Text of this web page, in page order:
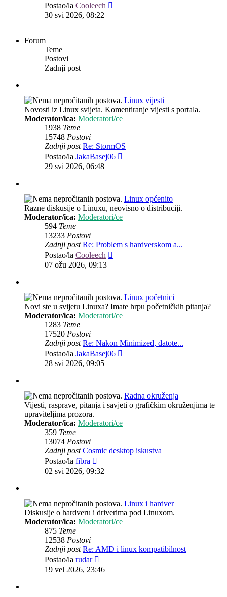
Postao/la Cooleech
30 svi 2026, 08:22
Forum
Teme
Postovi
Zadnji post
Linux vijesti
Novosti iz Linux svijeta. Komentiranje vijesti s portala.
Moderator/ica: Moderatori/ce
1938 Teme
15748 Postovi
Zadnji post Re: StormOS
Postao/la JakaBasej06
29 svi 2026, 06:48
Linux općenito
Razne diskusije o Linuxu, neovisno o distribuciji.
Moderator/ica: Moderatori/ce
594 Teme
13233 Postovi
Zadnji post Re: Problem s hardverskom a...
Postao/la Cooleech
07 ožu 2026, 09:13
Linux početnici
Novi ste u svijetu Linuxa? Imate hrpu početničkih pitanja?
Moderator/ica: Moderatori/ce
1283 Teme
17520 Postovi
Zadnji post Re: Nakon Minimized, datote...
Postao/la JakaBasej06
28 svi 2026, 09:05
Radna okruženja
Vijesti, rasprave, pitanja i savjeti o grafičkim okruženjima te
upraviteljima prozora.
Moderator/ica: Moderatori/ce
359 Teme
13074 Postovi
Zadnji post Cosmic desktop iskustva
Postao/la fibra
post
02 svi 2026, 09:32
Linux i hardver
Diskusije o hardveru i driverima pod Linuxom.
Moderator/ica: Moderatori/ce
875 Teme
12538 Postovi
Zadnji post Re: AMD i linux kompatibilnost
Postao/la rudar
post
19 vel 2026, 23:46